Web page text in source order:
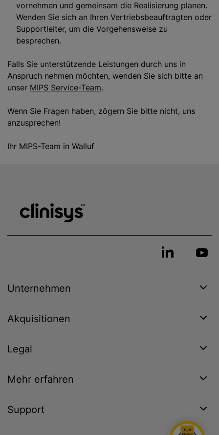
vornehmen und gemeinsam die Realisierung planen.
Wenden Sie sich an Ihren Vertriebsbeauftragten oder
Supportleiter, um die Vorgehensweise zu
besprechen.
Falls Sie unterstützende Leistungen durch uns in
Anspruch nehmen möchten, wenden Sie sich bitte an
unser MIPS Service-Team.
Wenn Sie Fragen haben, zögern Sie bitte nicht, uns
anzusprechen!
Ihr MIPS-Team in Walluf
Unternehmen
Akquisitionen
Legal
Mehr erfahren
Support